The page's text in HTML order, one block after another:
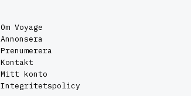
Om Voyage
Annonsera
Prenumerera
Kontakt
Mitt konto
Integritetspolicy